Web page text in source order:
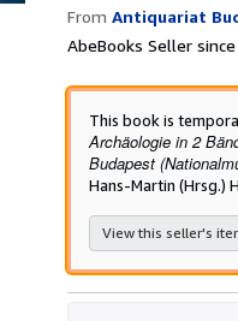
From Antiquariat
AbeBooks Seller
This book is
Archäologie in 2
Budapest
Hans-Martin (Hrsg.)
View this seller's